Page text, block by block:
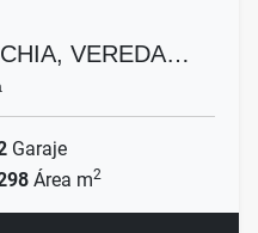
VEREDA…
Garaje
Área m2